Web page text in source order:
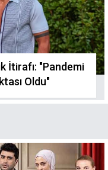
İtirafı: "Pandemi
Oldu"